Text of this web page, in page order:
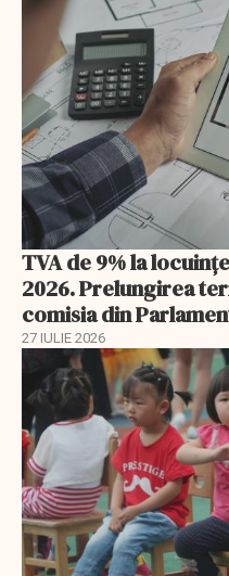
TVA de 9% la
2026. Prelungirea
comisia din
27 IULIE 2026